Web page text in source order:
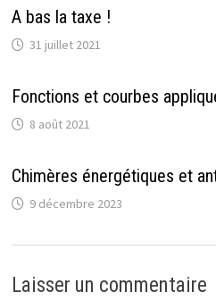
A bas la taxe !
31 juillet 2021
Fonctions et courbes
8 août 2021
Chimères énergétiques et
9 décembre 2023
Laisser un commentaire